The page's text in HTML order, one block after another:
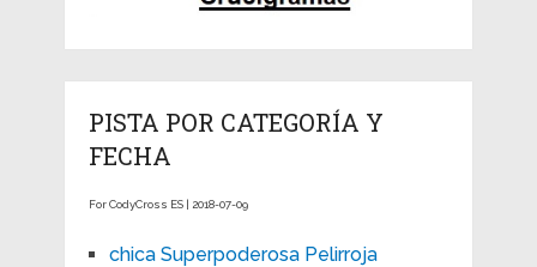
PISTA POR CATEGORÍA Y
FECHA
For CodyCross ES | 2018-07-09
chica Superpoderosa Pelirroja